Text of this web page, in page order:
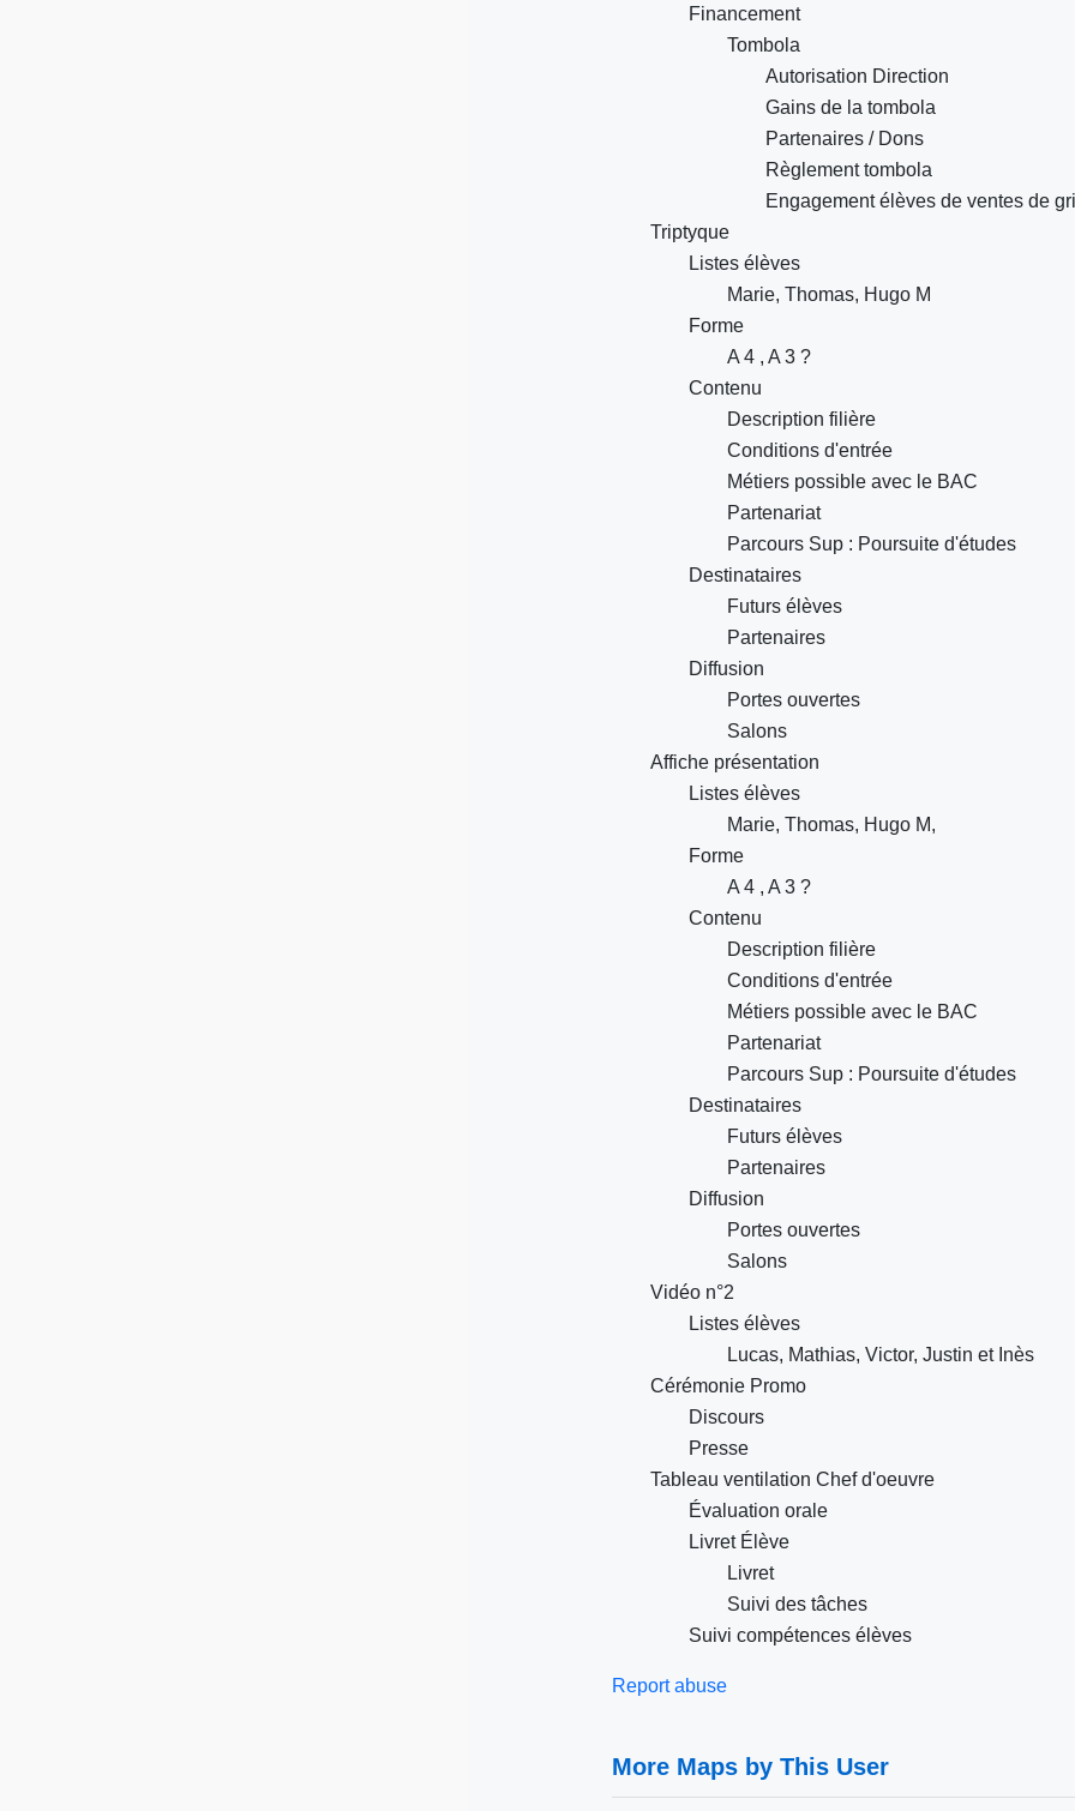
Financement
Tombola
Autorisation Direction
Gains de la tombola
Partenaires / Dons
Règlement tombola
Engagement élèves de ventes de
Triptyque
Listes élèves
Marie, Thomas, Hugo M
Forme
A 4 , A 3 ?
Contenu
Description filière
Conditions d'entrée
Métiers possible avec le BAC
Partenariat
Parcours Sup : Poursuite d'études
Destinataires
Futurs élèves
Partenaires
Diffusion
Portes ouvertes
Salons
Affiche présentation
Listes élèves
Marie, Thomas, Hugo M,
Forme
A 4 , A 3 ?
Contenu
Description filière
Conditions d'entrée
Métiers possible avec le BAC
Partenariat
Parcours Sup : Poursuite d'études
Destinataires
Futurs élèves
Partenaires
Diffusion
Portes ouvertes
Salons
Vidéo n°2
Listes élèves
Lucas, Mathias, Victor, Justin et Inès
Cérémonie Promo
Discours
Presse
Tableau ventilation Chef d'oeuvre
Évaluation orale
Livret Élève
Livret
Suivi des tâches
Suivi compétences élèves
Report abuse
More Maps by This User